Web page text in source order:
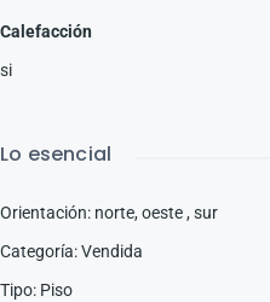
Calefacción
si
Lo esencial
Orientación: norte, oeste , sur
Categoría:Vendida
Tipo: Piso